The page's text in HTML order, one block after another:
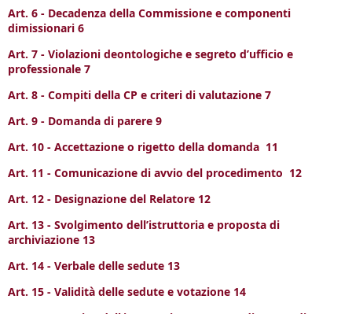
Art. 6 - Decadenza della Commissione e componenti
dimissionari 6
Art. 7 - Violazioni deontologiche e segreto d’ufficio e
professionale 7
Art. 8 - Compiti della CP e criteri di valutazione 7
Art. 9 - Domanda di parere 9
Art. 10 - Accettazione o rigetto della domanda 11
Art. 11 - Comunicazione di avvio del procedimento 12
Art. 12 - Designazione del Relatore 12
Art. 13 - Svolgimento dell’istruttoria e proposta di
archiviazione 13
Art. 14 - Verbale delle sedute 13
Art. 15 - Validità delle sedute e votazione 14